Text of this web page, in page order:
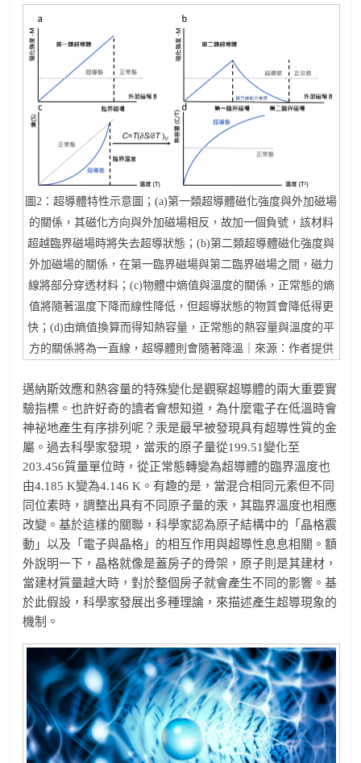
圖2：超導體特性示意圖；(a)第一類超導體磁化強度與外加磁場
的關係，其磁化方向與外加磁場相反，故加一個負號，該材料
超越臨界磁場時將失去超導狀態；(b)第二類超導體磁化強度與
外加磁場的關係，在第一臨界磁場與第二臨界磁場之間，磁力
線將部分穿透材料；(c)物體中熵值與溫度的關係，正常態的熵
值將隨著溫度下降而線性降低，但超導狀態的物質會降低得更
快；(d)由熵值換算而得知熱容量，正常態的熱容量與溫度的平
方的關係將為一直線，超導體則會隨著降溫｜來源：作者提供
邁納斯效應和熱容量的特殊變化是觀察超導體的兩大重要實
驗指標。也許好奇的讀者會想知道，為什麼電子在低溫時會
神祕地產生有序排列呢？汞是最早被發現具有超導性質的金
屬。過去科學家發現，當汞的原子量從199.51變化至
203.456質量單位時，從正常態轉變為超導體的臨界溫度也
由4.185 K變為4.146 K。有趣的是，當混合相同元素但不同
同位素時，調整出具有不同原子量的汞，其臨界溫度也相應
改變。基於這樣的關聯，科學家認為原子結構中的「晶格震
動」以及「電子與晶格」的相互作用與超導性息息相關。額
外說明一下，晶格就像是蓋房子的骨架，原子則是其建材，
當建材質量越大時，對於整個房子就會產生不同的影響。基
於此假設，科學家發展出多種理論，來描述產生超導現象的
機制。